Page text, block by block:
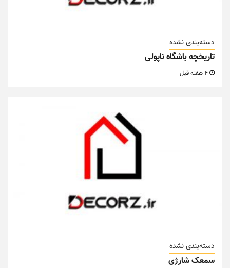
دسته‌بندی نشده
تاریخچه باشگاه ناپولی
دسته‌بندی نشده
سمعک شارژی